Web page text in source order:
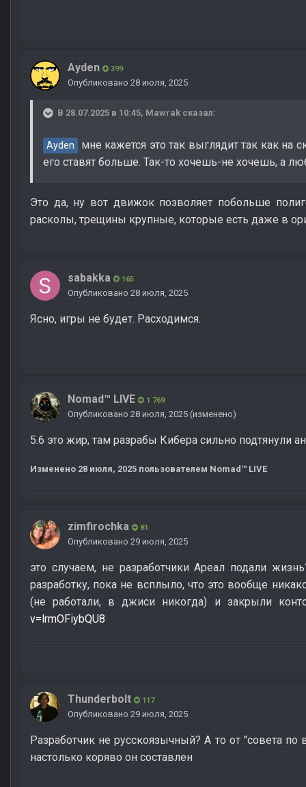
Ayden 399
Опубликовано 28 июля, 2025
В 28.07.2025 в 10:45, Mawrak сказал:
Ayden
мне кажется это так выглядит так как на
его ставят больше. Так-то хочешь-не хочешь, а
Это да, ну вот движок позволяет побольше
расколы, трещины крупные, которые есть даже в
sabakka 165
Опубликовано 28 июля, 2025
Ясно, игры не будет. Расходимся.
Nomad™ LIVE 1 769
Опубликовано 28 июля, 2025 (изменено)
5.6 это жир, там разрабы Кибера сильно подтянули
Изменено 28 июля, 2025 пользователем Nomad™ LIVE
zimfirochka 81
Опубликовано 29 июля, 2025
это случаем, не разработчики Ареал подали
разработку, пока не всплыло, что это вообще
(не работали, в джиси никогда) и закрыли
v=lrmOFiybQU8
Thunderbolt 117
Опубликовано 29 июля, 2025
Разработчик не русскоязычный? А то от "совета
настолько коряво он составлен